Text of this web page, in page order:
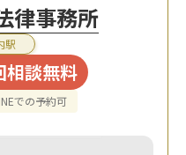
律事務所
駅
相談無料
での予約可